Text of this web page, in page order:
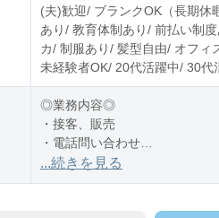
(夫)歓迎/ ブランクOK（長期休
あり/ 教育体制あり/ 前払い制
カ/ 制服あり/ 髪型自由/ オフィ
未経験者OK/ 20代活躍中/ 30代
◎業務内容◎
・接客、販売
・電話問い合わせ
・売上管理、報告
...続きを見る